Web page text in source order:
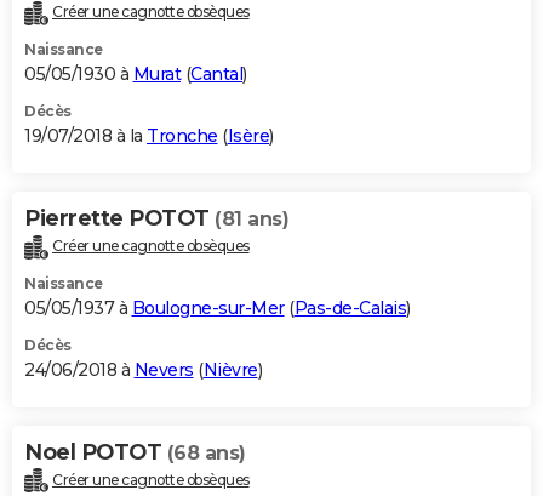
Créer une cagnotte obsèques
Naissance
05/05/1930 à Murat(Cantal)
Décès
19/07/2018 à la Tronche (Isère)
Pierrette POTOT (81 ans)
Créer une cagnotte obsèques
Naissance
05/05/1937 à Boulogne-sur-Mer(Pas-de-Calais)
Décès
24/06/2018 à Nevers (Nièvre)
Noel POTOT (68 ans)
Créer une cagnotte obsèques